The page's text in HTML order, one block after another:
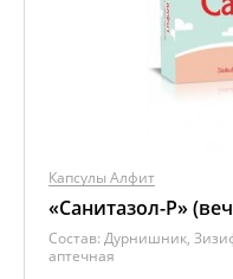
Капсулы Алфит
«Санитазол-P»
Состав: Дурнишник,
аптечная